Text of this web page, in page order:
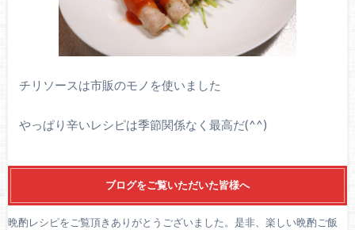
チリソースは市販のモノを使いました
やっぱり辛いレシピは季節関係なく最高だ(^^)
ブログをご覧いただいた皆様へ
晩酌レシピをご覧頂きありがとうございました。是非、楽しい晩酌ご飯